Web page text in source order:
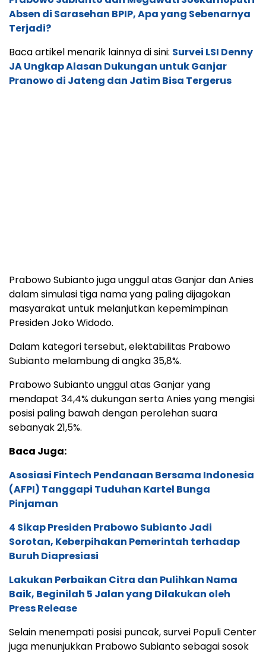
Absen di Sarasehan BPIP, Apa yang Sebenarnya
Terjadi?
Baca artikel menarik lainnya di sini: Survei LSI Denny
JA Ungkap Alasan Dukungan untuk Ganjar
Pranowo di Jateng dan Jatim Bisa Tergerus
Prabowo Subianto juga unggul atas Ganjar dan Anies
dalam simulasi tiga nama yang paling dijagokan
masyarakat untuk melanjutkan kepemimpinan
Presiden Joko Widodo.
Dalam kategori tersebut, elektabilitas Prabowo
Subianto melambung di angka 35,8%.
Prabowo Subianto unggul atas Ganjar yang
mendapat 34,4% dukungan serta Anies yang mengisi
posisi paling bawah dengan perolehan suara
sebanyak 21,5%.
Baca Juga:
Asosiasi Fintech Pendanaan Bersama Indonesia
(AFPI) Tanggapi Tuduhan Kartel Bunga
Pinjaman
4 Sikap Presiden Prabowo Subianto Jadi
Sorotan, Keberpihakan Pemerintah terhadap
Buruh Diapresiasi
Lakukan Perbaikan Citra dan Pulihkan Nama
Baik, Beginilah 5 Jalan yang Dilakukan oleh
Press Release
Selain menempati posisi puncak, survei Populi Center
juga menunjukkan Prabowo Subianto sebagai sosok